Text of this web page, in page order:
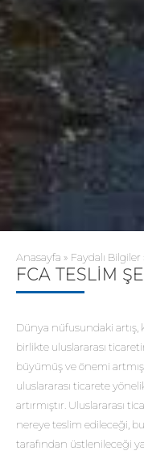
Anasayfa » Faydalı Bilgiler
FCA TESLIM
Dünya nüfusundaki artış,
birlikte uluslararası
büyümüş ve önemi
uluslararası ticarete
artırmıştır. Uluslararası
nereye teslim edileceği,
tarafından üstlenileceği